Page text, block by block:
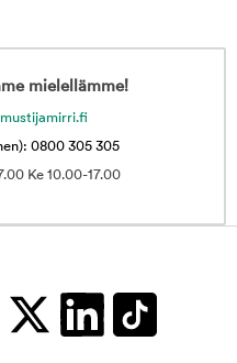
mielellämme!
0800 305 305
Ke 10.00-17.00